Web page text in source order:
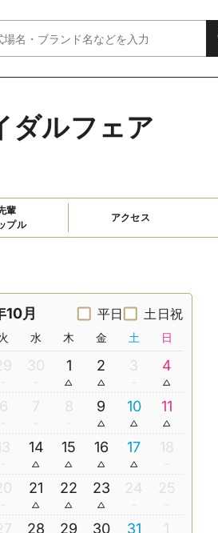
ダルフェア
輩
プル
アクセス
月 平日 土日祝
水 木 金 土 日
30 1 2 3 4
7 8 9 10 11
14 15 16 17 18
21 22 23 24 25
28 29 30 31 1